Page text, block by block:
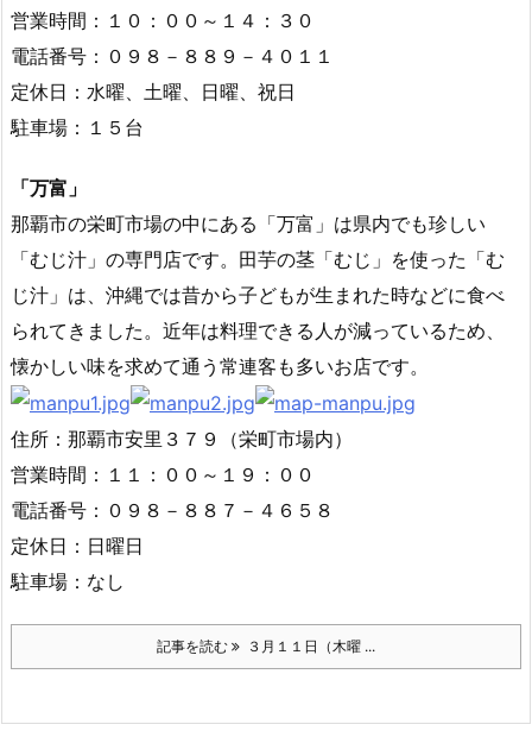
営業時間：１０：００～１４：３０
電話番号：０９８－８８９－４０１１
定休日：水曜、土曜、日曜、祝日
駐車場：１５台
「万富」
那覇市の栄町市場の中にある「万富」は県内でも珍しい
「むじ汁」の専門店です。田芋の茎「むじ」を使った「む
じ汁」は、沖縄では昔から子どもが生まれた時などに食べ
られてきました。近年は料理できる人が減っているため、
懐かしい味を求めて通う常連客も多いお店です。
住所：那覇市安里３７９（栄町市場内）
営業時間：１１：００～１９：００
電話番号：０９８－８８７－４６５８
定休日：日曜日
駐車場：なし
記事を読む ３月１１日（木曜 ...